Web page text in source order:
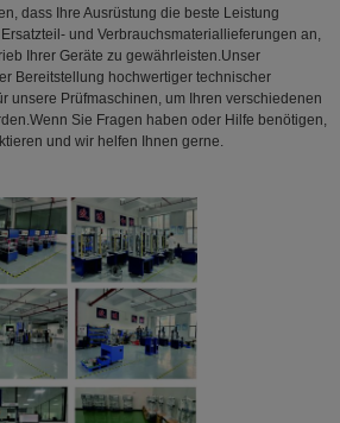
dass Ihre Ausrüstung die beste Leistung
und Verbrauchsmateriallieferungen an,
Ihrer Geräte zu gewährleisten.Unser
Bereitstellung hochwertiger technischer
unsere Prüfmaschinen, um Ihren verschiedenen
Sie Fragen haben oder Hilfe benötigen,
und wir helfen Ihnen gerne.